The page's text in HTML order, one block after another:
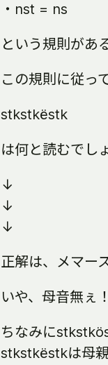
・nst = ns
という規則があ
この規則に従っ
stkstkëstk
は何と読むでし
↓
↓
↓
正解は、メマー
いや、母音無ぇ
ちなみに
stkstkëstkは母親